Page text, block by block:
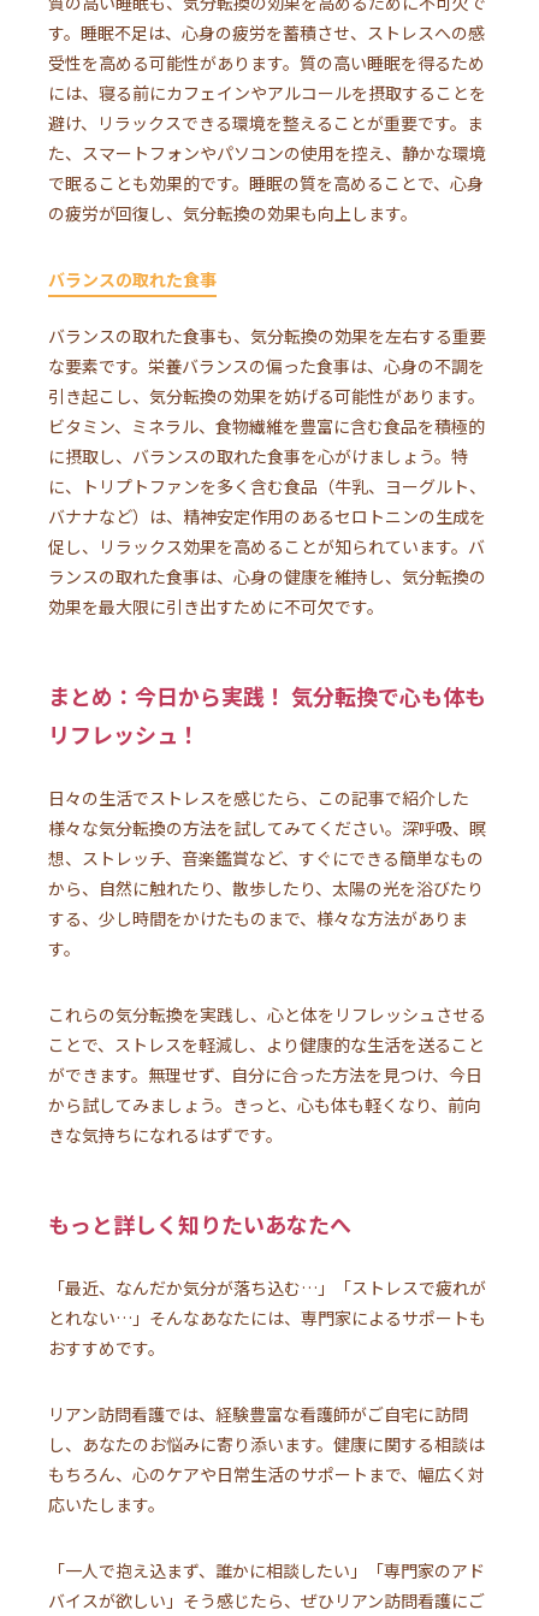
す。睡眠不足は、心身の疲労を蓄積させ、ストレスへの感
受性を高める可能性があります。質の高い睡眠を得るため
には、寝る前にカフェインやアルコールを摂取することを
避け、リラックスできる環境を整えることが重要です。ま
た、スマートフォンやパソコンの使用を控え、静かな環境
で眠ることも効果的です。睡眠の質を高めることで、心身
の疲労が回復し、気分転換の効果も向上します。
バランスの取れた食事
バランスの取れた食事も、気分転換の効果を左右する重要
な要素です。栄養バランスの偏った食事は、心身の不調を
引き起こし、気分転換の効果を妨げる可能性があります。
ビタミン、ミネラル、食物繊維を豊富に含む食品を積極的
に摂取し、バランスの取れた食事を心がけましょう。特
に、トリプトファンを多く含む食品（牛乳、ヨーグルト、
バナナなど）は、精神安定作用のあるセロトニンの生成を
促し、リラックス効果を高めることが知られています。バ
ランスの取れた食事は、心身の健康を維持し、気分転換の
効果を最大限に引き出すために不可欠です。
まとめ：今日から実践！ 気分転換で心も体も
リフレッシュ！
日々の生活でストレスを感じたら、この記事で紹介した
様々な気分転換の方法を試してみてください。深呼吸、瞑
想、ストレッチ、音楽鑑賞など、すぐにできる簡単なもの
から、自然に触れたり、散歩したり、太陽の光を浴びたり
する、少し時間をかけたものまで、様々な方法がありま
す。
これらの気分転換を実践し、心と体をリフレッシュさせる
ことで、ストレスを軽減し、より健康的な生活を送ること
ができます。無理せず、自分に合った方法を見つけ、今日
から試してみましょう。きっと、心も体も軽くなり、前向
きな気持ちになれるはずです。
もっと詳しく知りたいあなたへ
「最近、なんだか気分が落ち込む…」「ストレスで疲れが
とれない…」そんなあなたには、専門家によるサポートも
おすすめです。
リアン訪問看護では、経験豊富な看護師がご自宅に訪問
し、あなたのお悩みに寄り添います。健康に関する相談は
もちろん、心のケアや日常生活のサポートまで、幅広く対
応いたします。
「一人で抱え込まず、誰かに相談したい」「専門家のアド
バイスが欲しい」そう感じたら、ぜひリアン訪問看護にご